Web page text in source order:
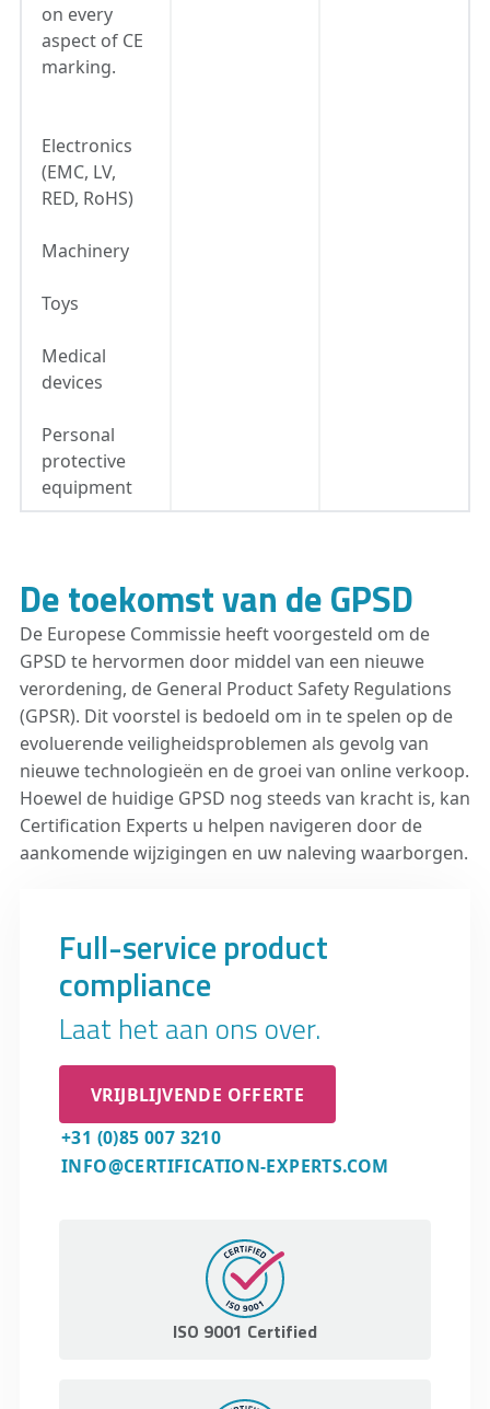
on every
aspect of CE
marking.
Electronics
(EMC, LV,
RED, RoHS)
Machinery
Toys
Medical
devices
Personal
protective
equipment
De toekomst van de GPSD
De Europese Commissie heeft voorgesteld om de
GPSD te hervormen door middel van een nieuwe
verordening, de General Product Safety Regulations
(GPSR). Dit voorstel is bedoeld om in te spelen op de
evoluerende veiligheidsproblemen als gevolg van
nieuwe technologieën en de groei van online verkoop.
Hoewel de huidige GPSD nog steeds van kracht is, kan
Certification Experts u helpen navigeren door de
aankomende wijzigingen en uw naleving waarborgen.
Full-service product
compliance
Laat het aan ons over.
VRIJBLIJVENDE OFFERTE
+31 (0)85 007 3210
INFO@CERTIFICATION-EXPERTS.COM
ISO 9001 Certified